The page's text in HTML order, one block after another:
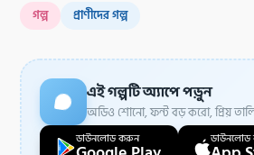
গল্প প্রাণীদের গল্প
এই গল্পটি অ্যাপে পড়ুন
অডিও শোনো, ফন্ট বড় করো, প্রিয়
ডাউনলোড করুন